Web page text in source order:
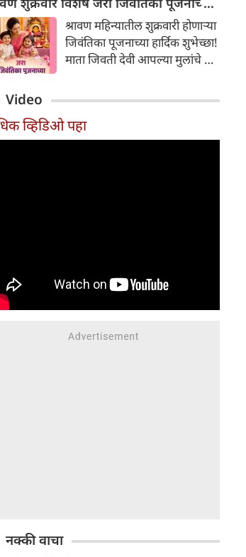
दिवशी पूजा, व्रत, खेळ, फुगड्या
आणि महिलांचा उत्साह यामुळे घरात
आनंदाचे वातावरण निर्माण होते. मात्र,
लग्नानंतर पहिलीच मंगळागौर इतकी
धार्मिक, सांस्कृतिक आणि कौटुंबिक
अशी अनेक कारणे आहेत.
श्रावण महिन्यातील शुक्रवारी होणाऱ्या
जिवंतिका पूजनाच्या हार्दिक शुभेच्छा!
माता जिवती देवी आपल्या मुलांचे सर्व
Video
व्हिडिओ पहा
नक्की वाचा